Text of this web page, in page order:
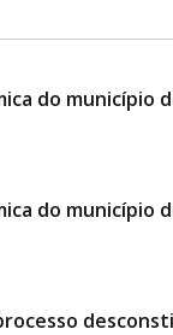
do município
do município